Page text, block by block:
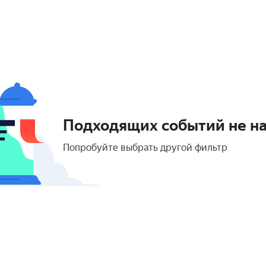
Подходящих событий не
Попробуйте выбрать другой фильтр